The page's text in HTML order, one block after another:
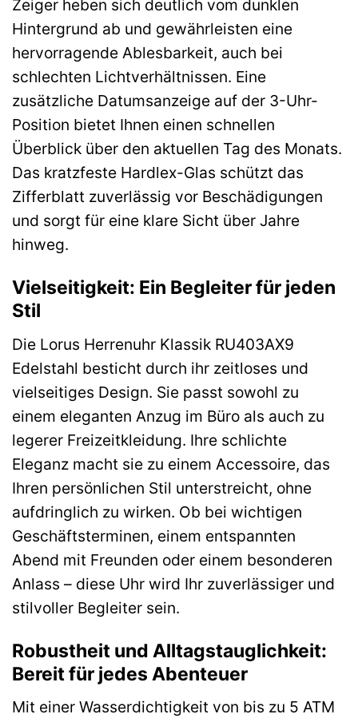
Zeiger heben sich deutlich vom dunklen
Hintergrund ab und gewährleisten eine
hervorragende Ablesbarkeit, auch bei
schlechten Lichtverhältnissen. Eine
zusätzliche Datumsanzeige auf der 3-Uhr-
Position bietet Ihnen einen schnellen
Überblick über den aktuellen Tag des Monats.
Das kratzfeste Hardlex-Glas schützt das
Zifferblatt zuverlässig vor Beschädigungen
und sorgt für eine klare Sicht über Jahre
hinweg.
Vielseitigkeit: Ein Begleiter für jeden
Stil
Die Lorus Herrenuhr Klassik RU403AX9
Edelstahl besticht durch ihr zeitloses und
vielseitiges Design. Sie passt sowohl zu
einem eleganten Anzug im Büro als auch zu
legerer Freizeitkleidung. Ihre schlichte
Eleganz macht sie zu einem Accessoire, das
Ihren persönlichen Stil unterstreicht, ohne
aufdringlich zu wirken. Ob bei wichtigen
Geschäftsterminen, einem entspannten
Abend mit Freunden oder einem besonderen
Anlass – diese Uhr wird Ihr zuverlässiger und
stilvoller Begleiter sein.
Robustheit und Alltagstauglichkeit:
Bereit für jedes Abenteuer
Mit einer Wasserdichtigkeit von bis zu 5 ATM